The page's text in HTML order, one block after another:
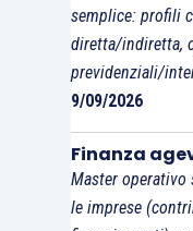
semplice: profili
diretta/indiretta,
previdenziali/
9/09/2026
Finanza
Master
le imprese